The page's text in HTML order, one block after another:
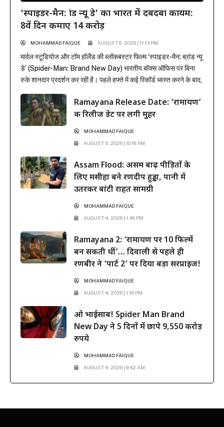
‘स्पाइडर-मैन: ब्रांड न्यू डे’ का भारत में दबदबा कायम:
8वें दिन कमाए 14 करोड़
MOHAMMAD FAIQUE AUGUST 6, 2026 | 11:13 PM
मार्वल स्टूडियोज और टॉम हॉलैंड की ब्लॉकबस्टर फिल्म ‘स्पाइडर-मैन: ब्रांड न्यू
डे’ (Spider-Man: Brand New Day) भारतीय बॉक्स ऑफिस पर बिना
रुके शानदार प्रदर्शन कर रही है। पहले हफ्ते में कई रिकॉर्ड ध्वस्त करने के बाद,
बनाए रखी है। रिलीज के...Ramayana Release Date: ‘रामायण’
की रिलीज डेट पर लगी मुहर
MOHAMMAD FAIQUE
AUGUST 5, 2026 | 10:18 PM
Assam Flood: असम बाढ़ पीड़ितों के
लिए मसीहा बने रणदीप हुड्डा, पानी में
उतरकर बांटी राहत सामग्री
MOHAMMAD FAIQUE
AUGUST 4, 2026 | 1:48 PM
Ramayana 2: ‘रामायण पर 10 फिल्में
बन सकती थीं’… दिवाली से पहले ही
रणबीर ने ‘पार्ट 2’ पर दिया बड़ा सरप्राइज!
MOHAMMAD FAIQUE
AUGUST 4, 2026 | 1:18 PM
ओ भाईसाब! Spider Man Brand
New Day ने 5 दिनों में छापे 9,550 करोड़
रुपये
MOHAMMAD FAIQUE
AUGUST 4, 2026 | 9:42 AM